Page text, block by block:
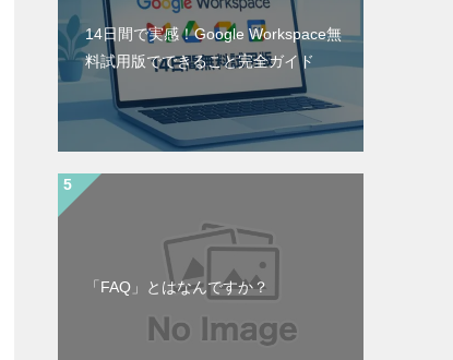
14日間で実感！Google Workspace無
料試用版でできること完全ガイド
「FAQ」とはなんですか？